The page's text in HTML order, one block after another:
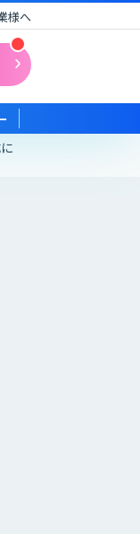
様へ